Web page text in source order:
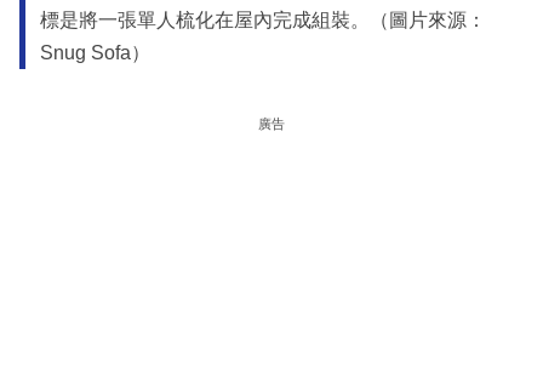
標是將一張單人梳化在屋內完成組裝。（圖片來源：
Snug Sofa）
廣告